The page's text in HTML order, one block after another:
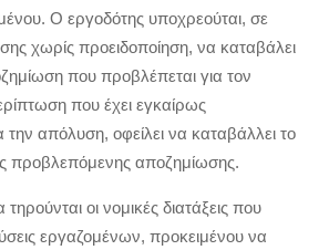
Ο εργοδότης υποχρεούται, σε
χωρίς προειδοποίηση, να καταβάλει
που προβλέπεται για τον
που έχει εγκαίρως
την απόλυση, οφείλει να καταβάλλει το
προβλεπόμενης αποζημίωσης.
τηρούνται οι νομικές διατάξεις που
εργαζομένων, προκειμένου να